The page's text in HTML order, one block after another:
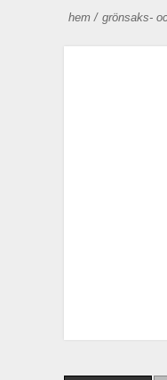
hem / grönsaks-